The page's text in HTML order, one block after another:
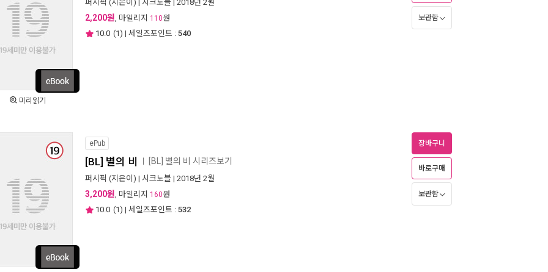
미리읽기
퍼시픽 (지은이) | 시크노블 | 2018년 2월
2,200원, 마일리지 110원
10.0 (1) | 세일즈포인트 : 540
보관함
ePub
[BL] 별의 비 [BL] 별의 비 시리즈보기
퍼시픽 (지은이) | 시크노블 | 2018년 2월
3,200원, 마일리지 160원
10.0 (1) | 세일즈포인트 : 532
장바구니
바로구매
보관함